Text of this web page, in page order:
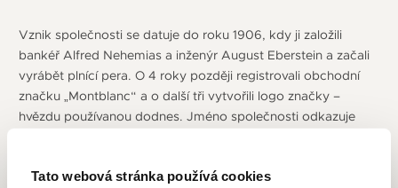
Tato webová stránka používá cookies
Vznik společnosti se datuje do roku 1906, kdy ji založili
bankéř Alfred Nehemias a inženýr August Eberstein a začali
vyrábět plnící pera. O 4 roky později registrovali obchodní
značku „Montblanc“ a o další tři vytvořili logo značky –
hvězdu používanou dodnes. Jméno společnosti odkazuje
zpracování. V roce 1997 byla založena společnost Montblanc